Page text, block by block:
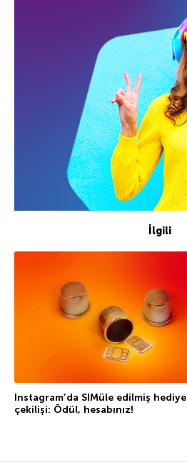
İlgili
Instagram’da SIMüle edilmiş hediye
çekilişi: Ödül, hesabınız!